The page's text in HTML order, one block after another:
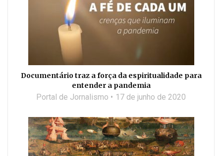
Documentário traz a força da espiritualidade para
entender a pandemia
Portal de Jornalismo 17 de junho de 2020